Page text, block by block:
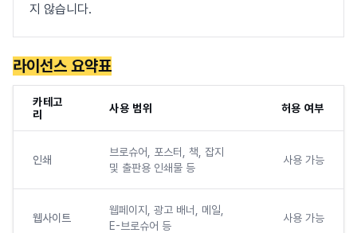
지 않습니다.
라이선스 요약표
카테고
리
사용 범위 허용 여부
인쇄
브로슈어, 포스터, 책, 잡지
및 출판용 인쇄물 등
사용 가능
웹사이트
웹페이지, 광고 배너, 메일,
E-브로슈어 등
사용 가능